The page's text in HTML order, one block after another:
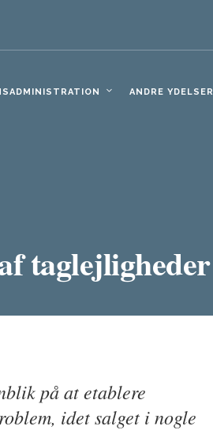
ANDRE YDELSER
taglejligheder
på at etablere
idet salget i nogle